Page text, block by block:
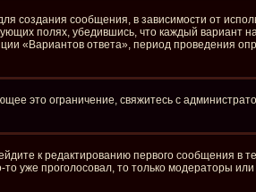
создания сообщения, в зависимости от
полях, убедившись, что каждый вариант
«Вариантов ответа», период проведения
это ограничение, свяжитесь с
к редактированию первого сообщения в
уже проголосовал, то только модераторы